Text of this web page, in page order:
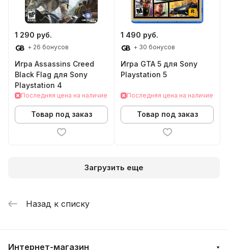
1 290 руб.
+ 26 бонусов
Игра Assassins Creed
Black Flag для Sony
Playstation 4
Последняя цена на наличие
Товар под заказ
1 490 руб.
+ 30 бонусов
Игра GTA 5 для Sony
Playstation 5
Последняя цена на наличие
Товар под заказ
Загрузить еще
Назад к списку
Интернет-магазин